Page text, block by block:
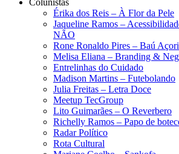
Érika dos Reis​ – À Flor da Pele
Jaqueline Ramos –
NÃO
Rone Ronaldo Pires – Baú
Melisa Eliana – Branding &
Entrelinhas do Cuidado
Madison Martins – Futebolando
Julia Freitas​ – Letra Doce
Meetup TecGroup
Lito Guimarães – O Reverbero
Richelly Ramos​ – Papo de
Radar Político
Rota Cultural